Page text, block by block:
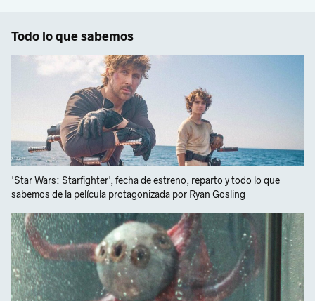
Todo lo que sabemos
'Star Wars: Starfighter', fecha de estreno, reparto y todo lo que
sabemos de la película protagonizada por Ryan Gosling